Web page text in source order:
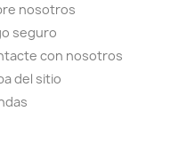
nosotros
seguro
con nosotros
del sitio